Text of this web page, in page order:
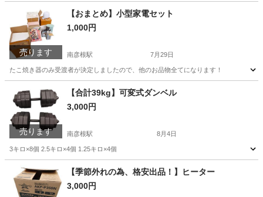
売ります
【おまとめ】小型家電セット
1,000円
南彦根駅 7月29日
たこ焼き器のみ受渡者が決定しましたので、他のお品物全てになります！
彦根市 南彦根駅 その他
売ります
【合計39kg】可変式ダンベル
3,000円
南彦根駅 8月4日
3キロ×8個 2.5キロ×4個 1.25キロ×4個
滋賀 南彦根駅 フィットネス、トレーニング
【季節外れの為、格安出品！】ヒーター
3,000円